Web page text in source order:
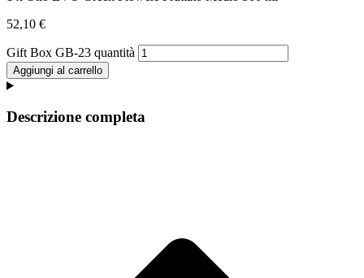
52,10 €
Gift Box GB-23 quantità
Aggiungi al carrello
Descrizione completa